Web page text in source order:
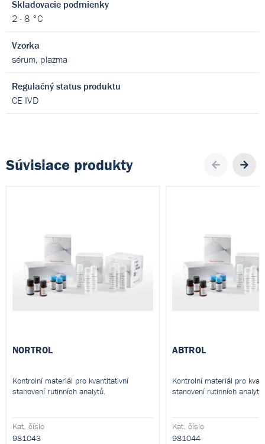
Skladovacie podmienky
2 - 8 °C
Vzorka
sérum, plazma
Regulačný status produktu
CE IVD
Súvisiace produkty
NORTROL
Kontrolní materiál pro kvantitativní
stanovení rutinních analytů.
Kat. číslo
981043
ABTROL
Kontrolní materiál pro
stanovení rutinních analytů.
Kat. číslo
981044